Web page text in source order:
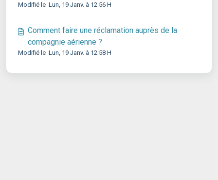
Modifié le Lun, 19 Janv. à 12:56 H
Comment faire une réclamation auprès de la
compagnie aérienne ?
Modifié le Lun, 19 Janv. à 12:58 H